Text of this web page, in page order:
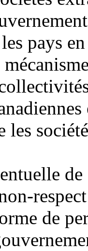
pays
les
de
de